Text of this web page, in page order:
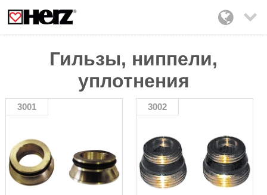

Гильзы, ниппели,
уплотнения
3001 3002